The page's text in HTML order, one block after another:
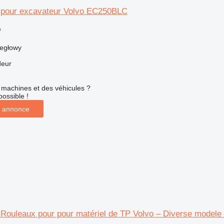
excavateur Volvo EC250BLC
et des véhicules ?
!
pour pour matériel de TP Volvo – Diverse